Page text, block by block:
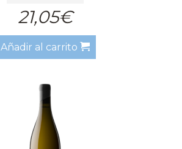
21,05€
Añadir al carrito